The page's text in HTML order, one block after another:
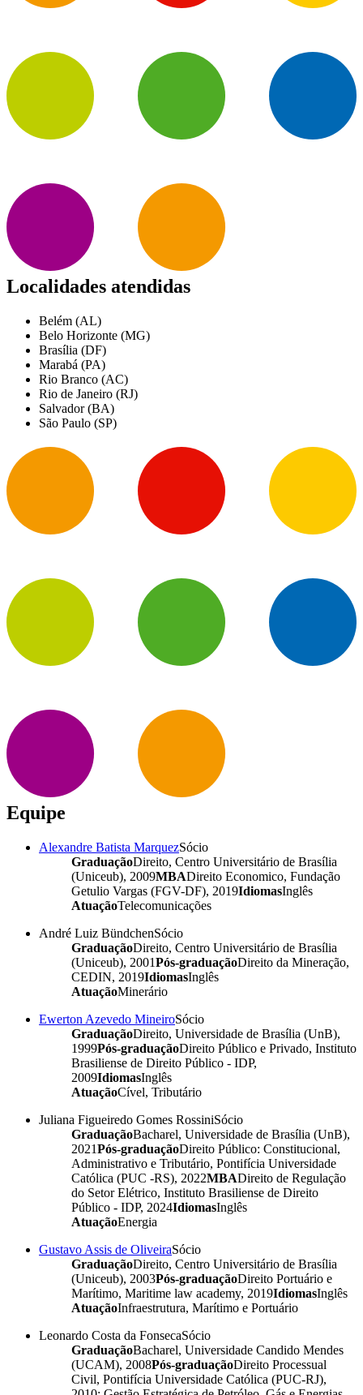
Localidades atendidas
Belém (AL)
Belo Horizonte (MG)
Brasília (DF)
Marabá (PA)
Rio Branco (AC)
Rio de Janeiro (RJ)
Salvador (BA)
São Paulo (SP)
Equipe
Alexandre Batista MarquezSócio
GraduaçãoDireito, Centro Universitário de Brasília
(Uniceub), 2009MBADireito Economico, Fundação
Getulio Vargas (FGV-DF), 2019IdiomasInglês
AtuaçãoTelecomunicações
André Luiz BündchenSócio
GraduaçãoDireito, Centro Universitário de Brasília
(Uniceub), 2001Pós-graduaçãoDireito da Mineração,
CEDIN, 2019IdiomasInglês
AtuaçãoMinerário
Ewerton Azevedo MineiroSócio
GraduaçãoDireito, Universidade de Brasília (UnB),
1999Pós-graduaçãoDireito Público e Privado, Instituto
Brasiliense de Direito Público - IDP,
2009IdiomasInglês
AtuaçãoCível, Tributário
Juliana Figueiredo Gomes RossiniSócio
GraduaçãoBacharel, Universidade de Brasília (UnB),
2021Pós-graduaçãoDireito Público: Constitucional,
Administrativo e Tributário, Pontifícia Universidade
Católica (PUC -RS), 2022MBADireito de Regulação
do Setor Elétrico, Instituto Brasiliense de Direito
Público - IDP, 2024IdiomasInglês
AtuaçãoEnergia
Gustavo Assis de OliveiraSócio
GraduaçãoDireito, Centro Universitário de Brasília
(Uniceub), 2003Pós-graduaçãoDireito Portuário e
Marítimo, Maritime law academy, 2019IdiomasInglês
AtuaçãoInfraestrutura, Marítimo e Portuário
Leonardo Costa da FonsecaSócio
GraduaçãoBacharel, Universidade Candido Mendes
(UCAM), 2008Pós-graduaçãoDireito Processual
Civil, Pontifícia Universidade Católica (PUC-RJ),